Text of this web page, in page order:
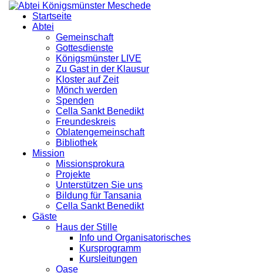
Startseite
Abtei
Gemeinschaft
Gottesdienste
Königsmünster LIVE
Zu Gast in der Klausur
Kloster auf Zeit
Mönch werden
Spenden
Cella Sankt Benedikt
Freundeskreis
Oblatengemeinschaft
Bibliothek
Mission
Missionsprokura
Projekte
Unterstützen Sie uns
Bildung für Tansania
Cella Sankt Benedikt
Gäste
Haus der Stille
Info und Organisatorisches
Kursprogramm
Kursleitungen
Oase